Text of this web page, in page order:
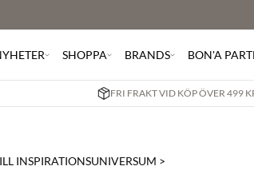
SHOPPA BRANDS BON'A
FRI FRAKT VID KÖP ÖVER 499
INSPIRATIONSUNIVERSUM >